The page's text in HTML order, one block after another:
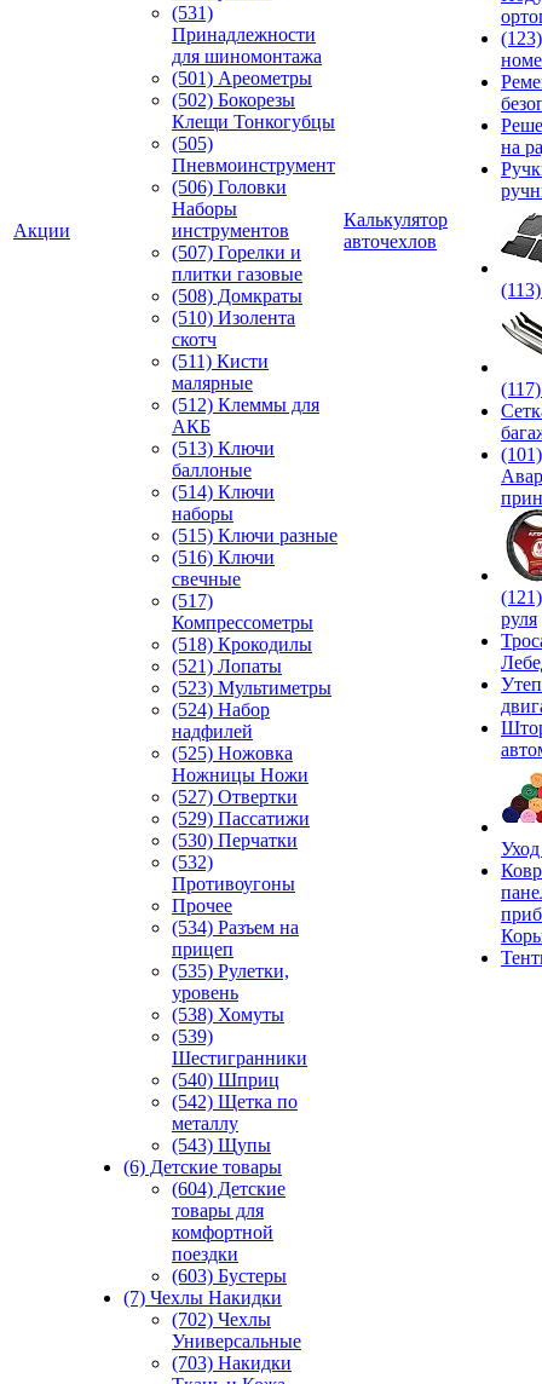
Акции
(531)
Принадлежности
для шиномонтажа
(501) Ареометры
(502) Бокорезы
Клещи Тонкогубцы
(505)
Пневмоинструмент
(506) Головки
Наборы
инструментов
(507) Горелки и
плитки газовые
(508) Домкраты
(510) Изолента
скотч
(511) Кисти
малярные
(512) Клеммы для
АКБ
(513) Ключи
баллоные
(514) Ключи
наборы
(515) Ключи разные
(516) Ключи
свечные
(517)
Компрессометры
(518) Крокодилы
(521) Лопаты
(523) Мультиметры
(524) Набор
надфилей
(525) Ножовка
Ножницы Ножи
(527) Отвертки
(529) Пассатижи
(530) Перчатки
(532)
Противоугоны
Прочее
(534) Разъем на
прицеп
(535) Рулетки,
уровень
(538) Хомуты
(539)
Шестигранники
(540) Шприц
(542) Щетка по
металлу
(543) Щупы
(6) Детские товары
(604) Детские
товары для
комфортной
поездки
(603) Бустеры
(7) Чехлы Накидки
(702) Чехлы
Универсальные
(703) Накидки
Калькулятор
авточехлов
на
(101)
руля
Уход